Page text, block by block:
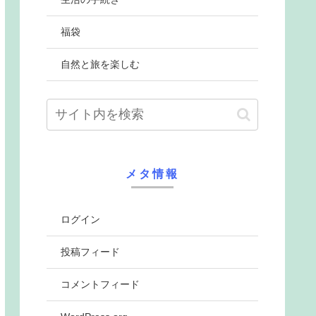
福袋
自然と旅を楽しむ
メタ情報
ログイン
投稿フィード
コメントフィード